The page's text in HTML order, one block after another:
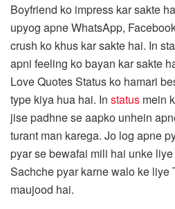
Boyfriend ko impress kar sakte
upyog apne WhatsApp,
crush ko khus kar sakte hai. In
apni feeling ko bayan kar sakte
Love Quotes Status ko hamari
type kiya hua hai. In status mein
jise padhne se aapko unhein
turant man karega. Jo log apne
pyar se bewafai mili hai unke
Sachche pyar karne walo ke liye
maujood hai.